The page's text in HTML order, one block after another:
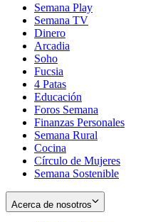
Semana Play
Semana TV
Dinero
Arcadia
Soho
in
new
window
Fucsia
in
new
window
4 Patas
Educación
Foros Semana
Finanzas Personales
Semana Rural
Cocina
Círculo de Mujeres
Semana Sostenible
Acerca de nosotros